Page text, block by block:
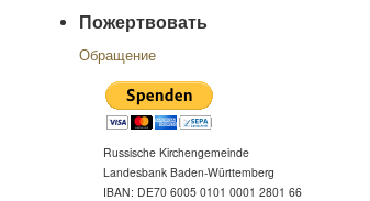
Пожертвовать
Обращение
Russische Kirchengemeinde
Landesbank Baden-Württemberg
IBAN: DE70 6005 0101 0001 2801 66